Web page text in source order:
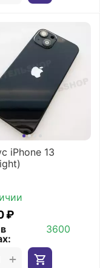
iPhone 13
₽
3600
+